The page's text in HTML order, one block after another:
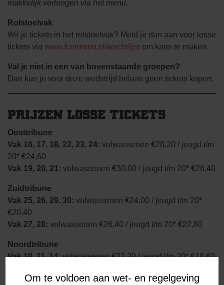
Om te voldoen aan wet- en regelgeving
makkelijk verlengen via het menu.
Rolstoelvak
Wil je tickets in het rolstoelvak? Meld je dan aan voor losse
tickets via www.fcemmen.nl/wachtlijst om kans te maken.
Val je niet in een van bovenstaande groepen?
Dan kun je voor deze wedstrijd helaas geen tickets kopen.
PRIJZEN LOSSE TICKETS
Oosttribune
Vak 16, 17, 18, 22, 23, 24: volwassenen €28,20 / jeugd t/m
20* €24,60
Vak 19, 20, 21: volwassenen €30,00 / jeugd t/m 20* €26,40
Zuidtribune
Vak 25, 26, 29, 30: volwassenen €24,00 / jeugd t/m 20*
€20,40
Vak 27, 28: volwassenen €26,40 / jeugd t/m 20* €22,80
Noordtribune
Vak 10, 11, 14:volwassenen €22,20 / jeugd t/m 20* €18,60